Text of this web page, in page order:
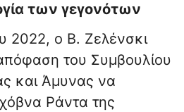
των γεγονότων
2022, ο Β. Ζελένσκι
του Συμβουλίου
και Άμυνας να
Ράντα της